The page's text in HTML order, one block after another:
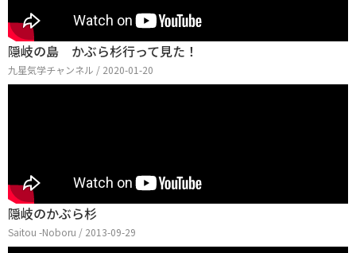
隠岐の島 かぶら杉行って見た！
九星気学チャンネル / 2020-01-20
隠岐のかぶら杉
Saitou -Noboru / 2013-09-29